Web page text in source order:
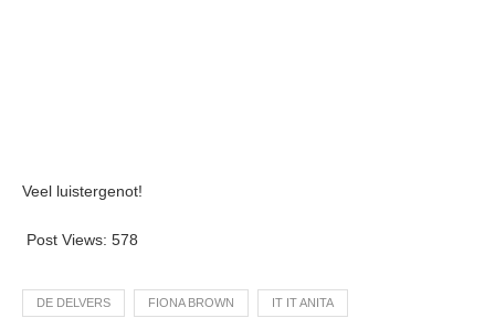
Veel luistergenot!
Post Views: 578
DE DELVERS FIONA BROWN IT IT ANITA